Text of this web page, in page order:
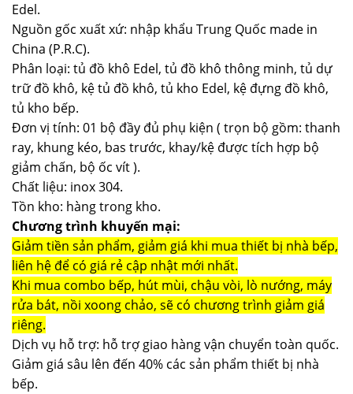
Edel.
Nguồn gốc xuất xứ: nhập khẩu Trung Quốc made in
China (P.R.C).
Phân loại: tủ đồ khô Edel, tủ đồ khô thông minh, tủ dự
trữ đồ khô, kệ tủ đồ khô, tủ kho Edel, kệ đựng đồ khô,
tủ kho bếp.
Đơn vị tính: 01 bộ đầy đủ phụ kiện ( trọn bộ gồm: thanh
ray, khung kéo, bas trước, khay/kệ được tích hợp bộ
giảm chấn, bộ ốc vít ).
Chất liệu: inox 304.
Tồn kho: hàng trong kho.
Chương trình khuyến mại:
Giảm tiền sản phẩm, giảm giá khi mua thiết bị nhà bếp,
liên hệ để có giá rẻ cập nhật mới nhất.
Khi mua combo bếp, hút mùi, chậu vòi, lò nướng, máy
rửa bát, nồi xoong chảo, sẽ có chương trình giảm giá
riêng.
Dịch vụ hỗ trợ: hỗ trợ giao hàng vận chuyển toàn quốc.
Giảm giá sâu lên đến 40% các sản phẩm thiết bị nhà
bếp.